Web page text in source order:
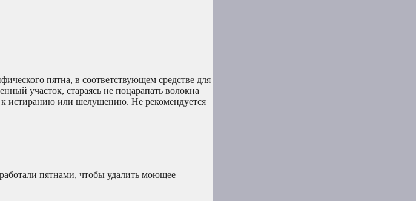
пятна, в соответствующем средстве для
участок, стараясь не поцарапать волокна
к истиранию или шелушению. Не рекомендуется
пятнами, чтобы удалить моющее